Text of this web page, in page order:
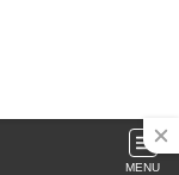
MENU